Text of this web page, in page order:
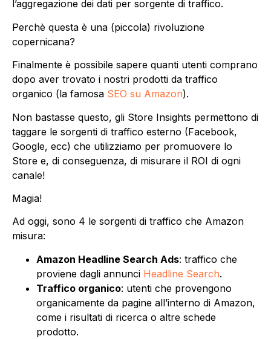
l’aggregazione dei dati per sorgente di traffico.
Perchè questa è una (piccola) rivoluzione
copernicana?
Finalmente è possibile sapere quanti utenti comprano
dopo aver trovato i nostri prodotti da traffico
organico (la famosa SEO su Amazon).
Non bastasse questo, gli Store Insights permettono di
taggare le sorgenti di traffico esterno (Facebook,
Google, ecc) che utilizziamo per promuovere lo
Store e, di conseguenza, di misurare il ROI di ogni
canale!
Magia!
Ad oggi, sono 4 le sorgenti di traffico che Amazon
misura:
Amazon Headline Search Ads: traffico che
proviene dagli annunci Headline Search.
Traffico organico: utenti che provengono
organicamente da pagine all’interno di Amazon,
come i risultati di ricerca o altre schede
prodotto.